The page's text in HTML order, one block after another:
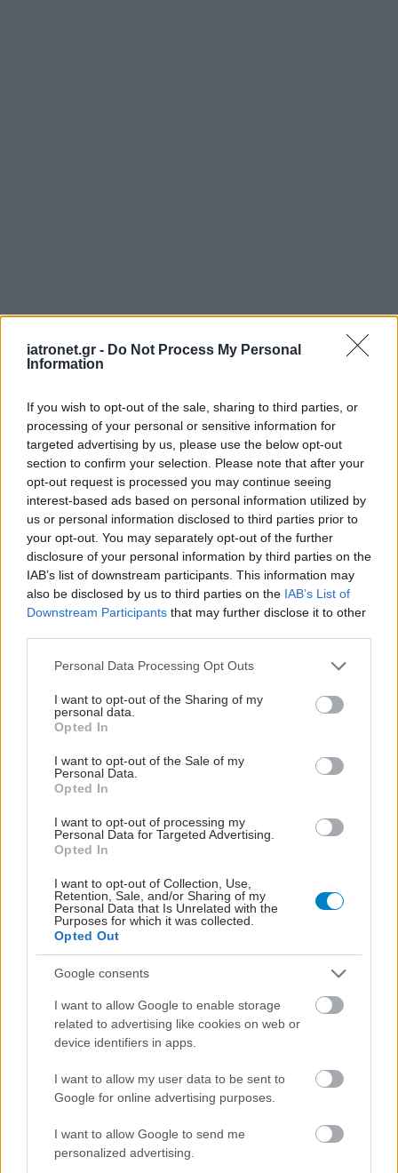
iatronet.gr - Do Not Process My Personal
Information
If you wish to opt-out of the sale, sharing to third parties, or
processing of your personal or sensitive information for
targeted advertising by us, please use the below opt-out
section to confirm your selection. Please note that after your
opt-out request is processed you may continue seeing
interest-based ads based on personal information utilized by
us or personal information disclosed to third parties prior to
your opt-out. You may separately opt-out of the further
disclosure of your personal information by third parties on the
IAB’s list of downstream participants. This information may
also be disclosed by us to third parties on the IAB’s List of
Downstream Participants that may further disclose it to other
Please note that this website/app uses one or more Google
not limited to your visit or usage behaviour. You may click to
grant or deny consent to Google and its third-party tags to
use your data for below specified purposes in below Google
consent section.
Personal Data Processing Opt Outs
I want to opt-out of the Sharing of my
personal data.
Opted In
I want to opt-out of the Sale of my
Personal Data.
Opted In
I want to opt-out of processing my
Personal Data for Targeted Advertising.
Opted In
I want to opt-out of Collection, Use,
Retention, Sale, and/or Sharing of my
Personal Data that Is Unrelated with the
Purposes for which it was collected.
Opted Out
Google consents
I want to allow Google to enable storage
related to advertising like cookies on web or
device identifiers in apps.
I want to allow my user data to be sent to
Google for online advertising purposes.
I want to allow Google to send me
personalized advertising.
ΜΠΕΙΤΕ ΣΤΗ ΣΥΖΗΤΗΣΗ
Loading...
Προσθήκη Σχολίου